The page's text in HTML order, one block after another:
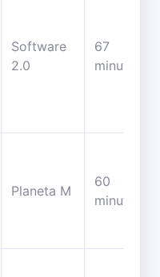
Software
2.0
67
minutos
Planeta M
60
minutos